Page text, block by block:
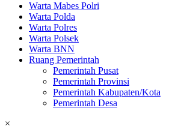
Jurnalisme
Positif
Warta Mabes Polri
Warta Polda
Warta Polres
Warta Polsek
Warta BNN
Ruang Pemerintah
Pemerintah Pusat
Pemerintah Provinsi
Pemerintah Kabupaten/Kota
Pemerintah Desa
×